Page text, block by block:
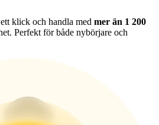
klick och handla med mer än 1 200
Perfekt för både nybörjare och